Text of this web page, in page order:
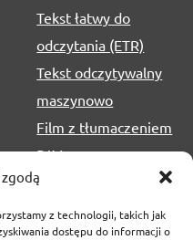
z technologii, takich jak
dostępu do informacji o
Tekst łatwy do
odczytania (ETR)
Tekst odczytywalny
maszynowo
Film z tłumaczeniem
PJM